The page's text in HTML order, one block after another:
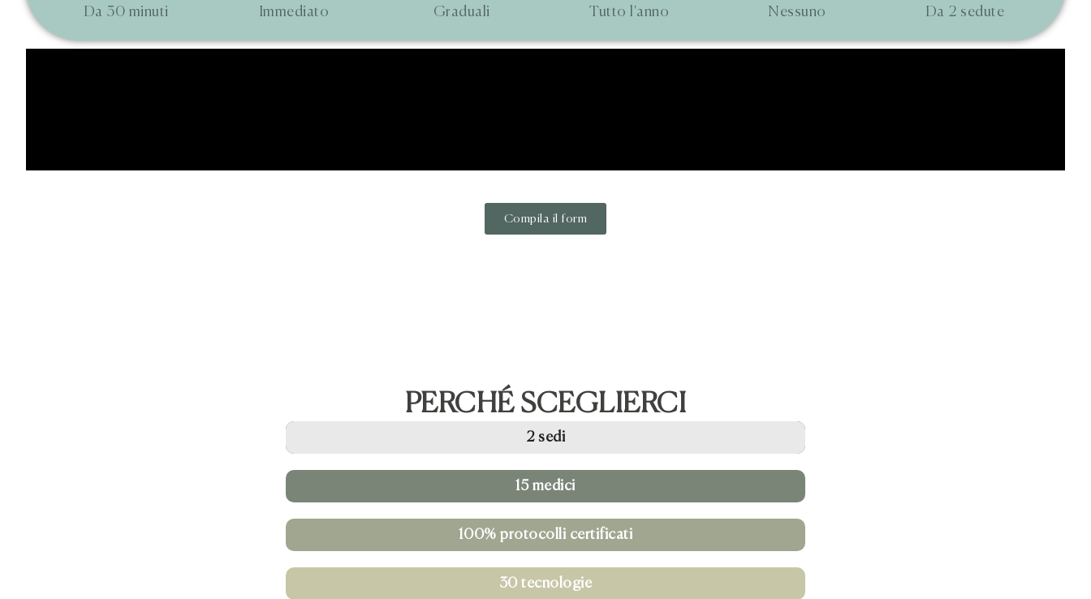
Da 30 minuti Immediato Graduali Tutto l'anno Nessuno Da 2 sedute
Compila il form
PERCHÉ SCEGLIERCI
2 sedi
15 medici
100% protocolli certificati
30 tecnologie